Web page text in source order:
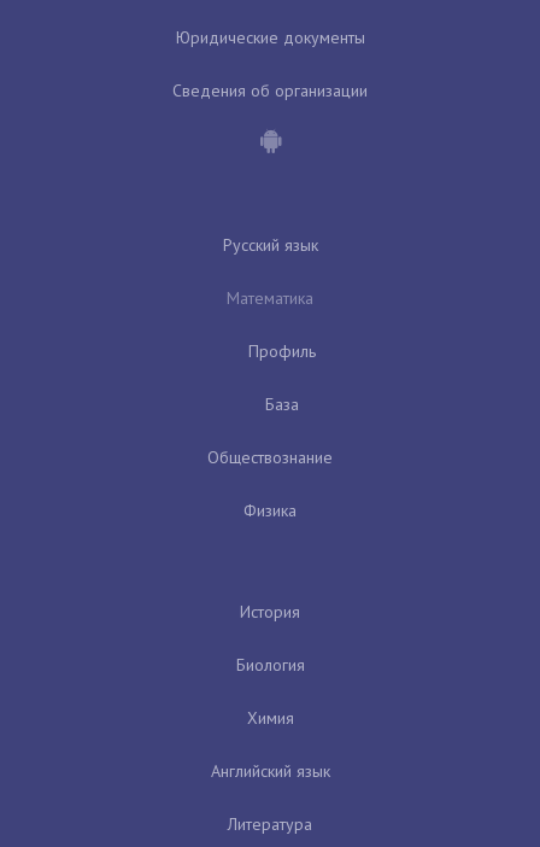
Юридические документы
Сведения об организации
Русский язык
Математика
Профиль
База
Обществознание
Физика
История
Биология
Химия
Английский язык
Литература